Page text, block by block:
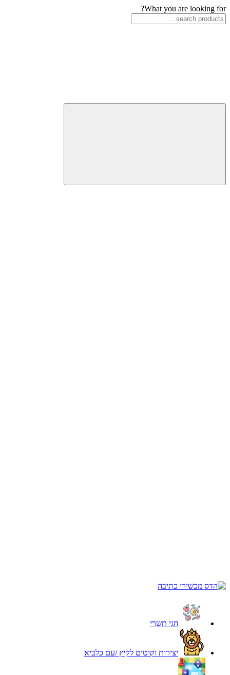
What you are looking for?
חגי תשרי
יצירות וקיטים לקיץ /עם כלביא